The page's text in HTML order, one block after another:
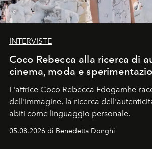
INTERVISTE
Coco Rebecca alla ricerca di
cinema, moda e
L'attrice Coco Rebecca Edogamhe
dell'immagine, la ricerca
abiti come linguaggio personale.
05.08.2026 di Benedetta Donghi